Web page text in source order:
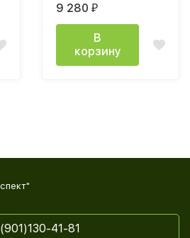
9 280 ₽
В
корзину
41-81